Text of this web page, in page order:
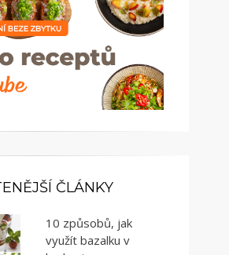
ČLÁNKY
10 způsobů, jak
využít bazalku v